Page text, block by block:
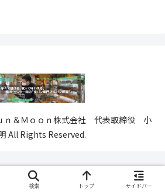
ｎ＆Ｍｏｏｎ株式会社 代表取締役 小
All Rights Reserved.
検索 トップ サイドバー